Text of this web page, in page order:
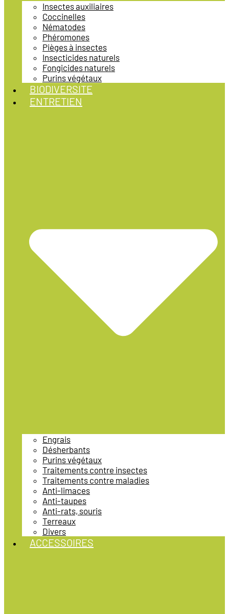
Insectes auxiliaires
Coccinelles
Nématodes
Phéromones
Pièges à insectes
Insecticides naturels
Fongicides naturels
Purins végétaux
BIODIVERSITE
ENTRETIEN
Engrais
Désherbants
Purins végétaux
Traitements contre insectes
Traitements contre maladies
Anti-limaces
Anti-taupes
Anti-rats, souris
Terreaux
Divers
ACCESSOIRES